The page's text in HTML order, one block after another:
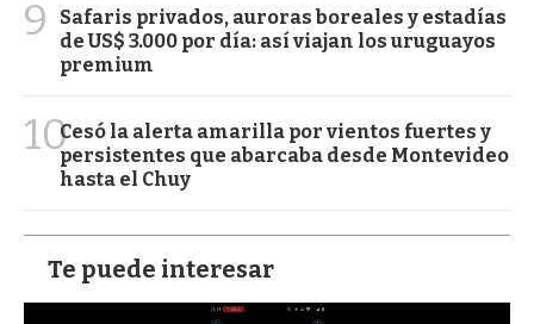
9
Safaris privados, auroras boreales y estadías
de US$ 3.000 por día: así viajan los uruguayos
premium
10Cesó la alerta amarilla por vientos fuertes y
persistentes que abarcaba desde Montevideo
hasta el Chuy
Te puede interesar